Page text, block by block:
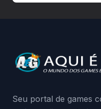
da Playground:
medidas contra
Seu portal de games